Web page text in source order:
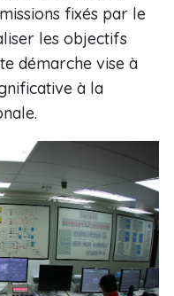
fixés par le
les objectifs
démarche vise à
à la